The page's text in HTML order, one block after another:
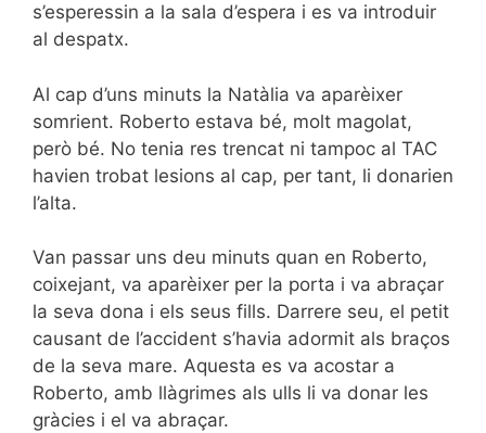
s’esperessin a la sala d’espera i es va introduir
al despatx.
Al cap d’uns minuts la Natàlia va aparèixer
somrient. Roberto estava bé, molt magolat,
però bé. No tenia res trencat ni tampoc al TAC
havien trobat lesions al cap, per tant, li donarien
l’alta.
Van passar uns deu minuts quan en Roberto,
coixejant, va aparèixer per la porta i va abraçar
la seva dona i els seus fills. Darrere seu, el petit
causant de l’accident s’havia adormit als braços
de la seva mare. Aquesta es va acostar a
Roberto, amb llàgrimes als ulls li va donar les
gràcies i el va abraçar.